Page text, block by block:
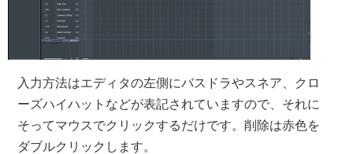
入力方法はエディタの左側にバスドラやスネア、クロ
ーズハイハットなどが表記されていますので、それに
そってマウスでクリックするだけです。削除は赤色を
ダブルクリックします。